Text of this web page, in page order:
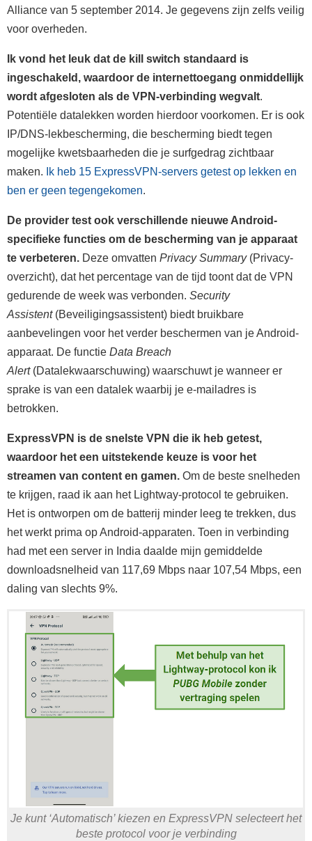
Alliance van 5 september 2014. Je gegevens zijn zelfs veilig
voor overheden.
Ik vond het leuk dat de kill switch standaard is
ingeschakeld, waardoor de internettoegang onmiddellijk
wordt afgesloten als de VPN-verbinding wegvalt.
Potentiële datalekken worden hierdoor voorkomen. Er is ook
IP/DNS-lekbescherming, die bescherming biedt tegen
mogelijke kwetsbaarheden die je surfgedrag zichtbaar
maken.
Ik heb 15 ExpressVPN-servers getest op lekken en
ben er geen tegengekomen.
De provider test ook verschillende nieuwe Android-
specifieke functies om de bescherming van je apparaat
te verbeteren. Deze omvatten Privacy Summary(Privacy-
overzicht), dat het percentage van de tijd toont dat de VPN
gedurende de week was verbonden. Security
Assistent(Beveiligingsassistent) biedt bruikbare
aanbevelingen voor het verder beschermen van je Android-
apparaat. De functie Data Breach
Alert(Datalekwaarschuwing) waarschuwt je wanneer er
sprake is van een datalek waarbij je e-mailadres is
betrokken.
ExpressVPN is de snelste VPN die ik heb getest,
waardoor het een uitstekende keuze is voor het
streamen van content en gamen. Om de beste snelheden
te krijgen, raad ik aan het Lightway-protocol te gebruiken.
Het is ontworpen om de batterij minder leeg te trekken, dus
het werkt prima op Android-apparaten. Toen in verbinding
had met een server in India daalde mijn gemiddelde
downloadsnelheid van 117,69 Mbps naar 107,54 Mbps, een
daling van slechts 9%.
Je kunt ‘Automatisch’ kiezen en ExpressVPN selecteert het
beste protocol voor je verbinding